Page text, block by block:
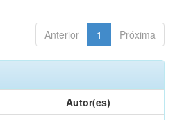
Anterior 1 Próxima
Autor(es)